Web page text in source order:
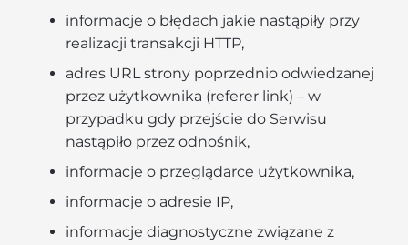
informacje o błędach jakie nastąpiły przy
realizacji transakcji HTTP,
adres URL strony poprzednio odwiedzanej
przez użytkownika (referer link) – w
przypadku gdy przejście do Serwisu
nastąpiło przez odnośnik,
informacje o przeglądarce użytkownika,
informacje o adresie IP,
informacje diagnostyczne związane z